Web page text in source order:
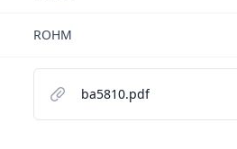
ROHM
ba5810.pdf